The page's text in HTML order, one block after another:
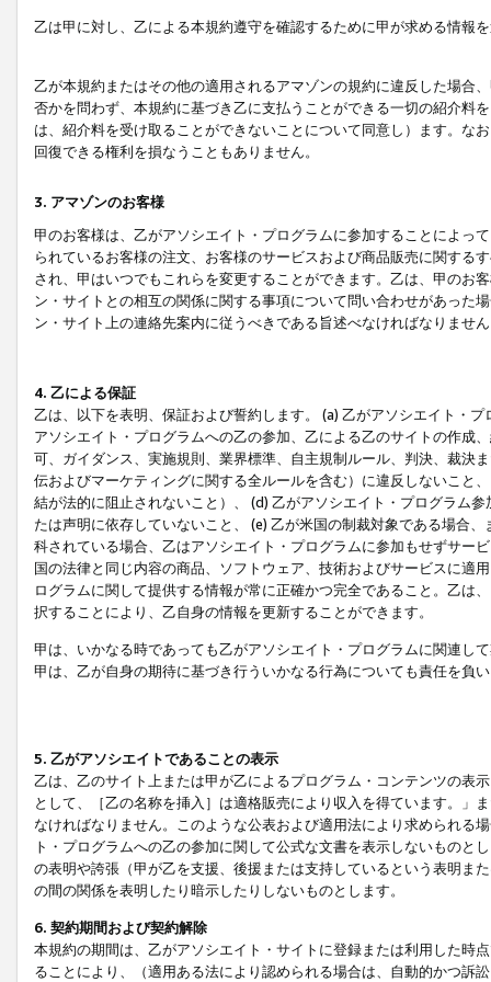
乙は甲に対し、乙による本規約遵守を確認するために甲が求める情報
乙が本規約またはその他の適用されるアマゾンの規約に違反した場合
否かを問わず、本規約に基づき乙に支払うことができる一切の紹介料
は、紹介料を受け取ることができないことについて同意し）ます。な
回復できる権利を損なうこともありません。
3. アマゾンのお客様
甲のお客様は、乙がアソシエイト・プログラムに参加することによっ
られているお客様の注文、お客様のサービスおよび商品販売に関する
され、甲はいつでもこれらを変更することができます。乙は、甲のお
ン・サイトとの相互の関係に関する事項について問い合わせがあった
ン・サイト上の連絡先案内に従うべきである旨述べなければなりませ
4. 乙による保証
乙は、以下を表明、保証および誓約します。 (a) 乙がアソシエイト・
アソシエイト・プログラムへの乙の参加、乙による乙のサイトの作成
可、ガイダンス、実施規則、業界標準、自主規制ルール、判決、裁決
伝およびマーケティングに関する全ルールを含む）に違反しないこと
結が法的に阻止されないこと）、 (d) 乙がアソシエイト・プログラム
たは声明に依存していないこと、 (e) 乙が米国の制裁対象である場合
科されている場合、乙はアソシエイト・プログラムに参加もせずサー
国の法律と同じ内容の商品、ソフトウェア、技術およびサービスに適
ログラムに関して提供する情報が常に正確かつ完全であること。乙は
択することにより、乙自身の情報を更新することができます。
甲は、いかなる時であっても乙がアソシエイト・プログラムに関連し
甲は、乙が自身の期待に基づき行ういかなる行為についても責任を負
5. 乙がアソシエイトであることの表示
乙は、乙のサイト上または甲が乙によるプログラム・コンテンツの表
として、［乙の名称を挿入］は適格販売により収入を得ています。」
なければなりません。このような公表および適用法により求められる
ト・プログラムへの乙の参加に関して公式な文書を表示しないもの
の表明や誇張（甲が乙を支援、後援または支持しているという表明ま
の間の関係を表明したり暗示したりしないものとします。
6. 契約期間および契約解除
本規約の期間は、乙がアソシエイト・サイトに登録または利用した時
ることにより、（適用ある法により認められる場合は、自動的かつ訴